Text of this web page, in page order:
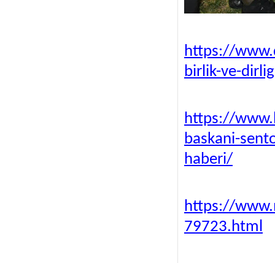
https://
birlik-ve-
https://
baskani-
haberi/
https://
79723.html